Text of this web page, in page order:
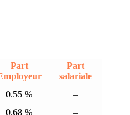
Part
Part
salariale
0.55 %
–
0.68 % –